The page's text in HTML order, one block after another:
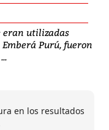
eran utilizadas
Purú, fueron
en los resultados